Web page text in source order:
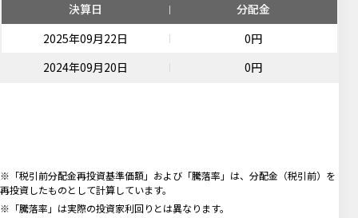
決算日
分配金
2025年09月22日
0円
2024年09月20日
0円
※「税引前分配金再投資基準価額」および「騰落率」は、分配金（税引前）を
再投資したものとして計算しています。
※「騰落率」は実際の投資家利回りとは異なります。